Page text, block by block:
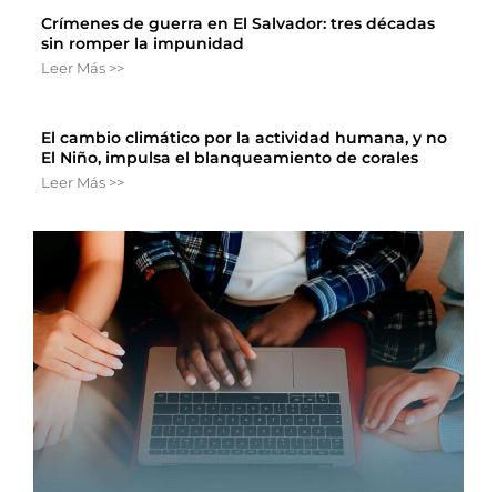
Crímenes de guerra en El Salvador: tres décadas
sin romper la impunidad
Leer Más >>
El cambio climático por la actividad humana, y no
El Niño, impulsa el blanqueamiento de corales
Leer Más >>